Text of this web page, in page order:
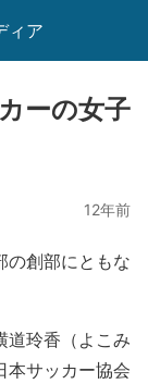
ィア
ーの女子
12年前
の創部にともな
道玲香（よこみ
本サッカー協会